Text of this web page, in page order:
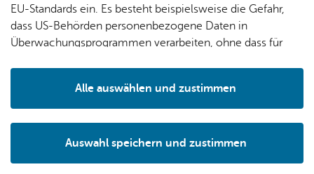
ZF Fried­richs­ha­fen AG
Luft­schiff­bau Zep­pe­lin GmbH
Zep­pe­lin-Stif­tung Fer­di­nand gGmbH
EU-Standards ein. Es besteht beispielsweise die Gefahr,
dass US-Behörden personenbezogene Daten in
Überwachungsprogrammen verarbeiten, ohne dass für
Auswahl speichern und zustimmen
Alle auswählen und zustimmen